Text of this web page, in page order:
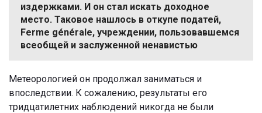
издержками. И он стал искать доходное
место. Таковое нашлось в откупе податей,
Ferme générale, учреждении, пользовавшемся
всеобщей и заслуженной ненавистью
Метеорологией он продолжал заниматься и
впоследствии. К сожалению, результаты его
тридцатилетних наблюдений никогда не были